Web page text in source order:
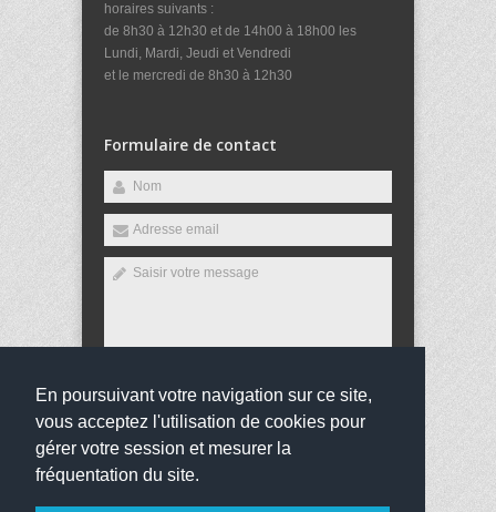
En poursuivant votre navigation sur ce site,
vous acceptez l'utilisation de cookies pour
gérer votre session et mesurer la
fréquentation du site.
horaires suivants :
de 8h30 à 12h30 et de 14h00 à 18h00 les
Lundi, Mardi, Jeudi et Vendredi
et le mercredi de 8h30 à 12h30
Formulaire de contact
Envoyer